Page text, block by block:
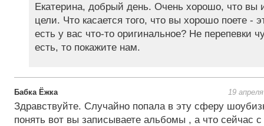
Екатерина, добрый день. Очень хорошо, что вы
цели. Что касается того, что вы хорошо поете -
есть у вас что-то оригинальное? Не перепевки
есть, то покажите нам.
Бабка Ёжка 19
Здравствуйте. Случайно попала в эту сферу
понять вот вы записываете альбомы , а что сейчас